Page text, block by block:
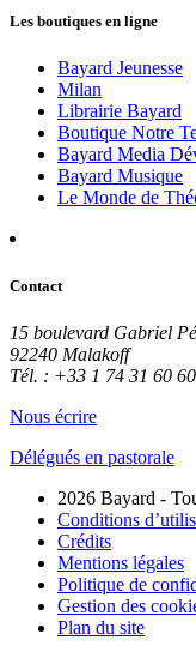
Les boutiques en ligne
Bayard Jeunesse
Milan
Librairie Bayard
Boutique Notre
Bayard Media
Bayard Musique
Le Monde de
Contact
15 boulevard Gabriel
92240 Malakoff
Tél. : +33 1 74 31 60 60
Nous écrire
Délégués en pastorale
2026 Bayard -
Conditions
Crédits
Mentions légales
Politique de
Gestion des
Plan du site